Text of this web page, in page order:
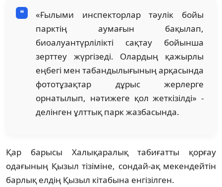
«Ғылыми инспекторлар тәулік бойы
парктің аумағын бақылап,
биоалуантүрлілікті сақтау бойынша
зерттеу жүргізеді. Олардың қажырлы
еңбегі мен табандылығының арқасында
фототұзақтар дұрыс жерлерге
орнатылып, нәтижеге қол жеткізілді» -
делінген ұлттық парк жазбасында.
Қар барысы Халықаралық табиғатты қорғау
одағының Қызыл тізіміне, сондай-ақ мекендейтін
барлық елдің Қызыл кітабына енгізілген.